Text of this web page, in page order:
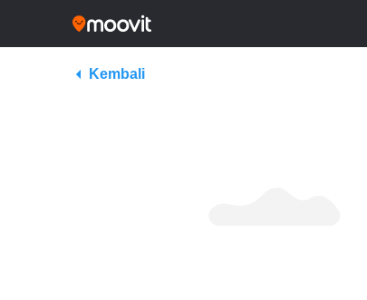
Kembali